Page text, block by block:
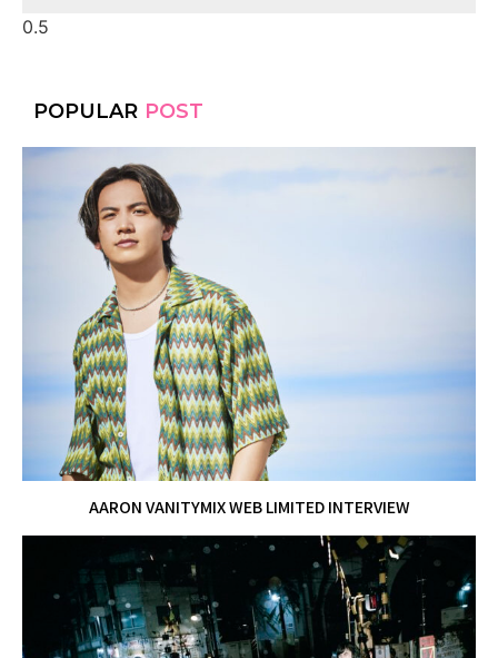
POPULAR POST
AARON VANITYMIX WEB LIMITED INTERVIEW